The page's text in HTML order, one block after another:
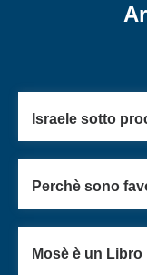
Israele sotto
Perchè sono
Mosè è un Libro